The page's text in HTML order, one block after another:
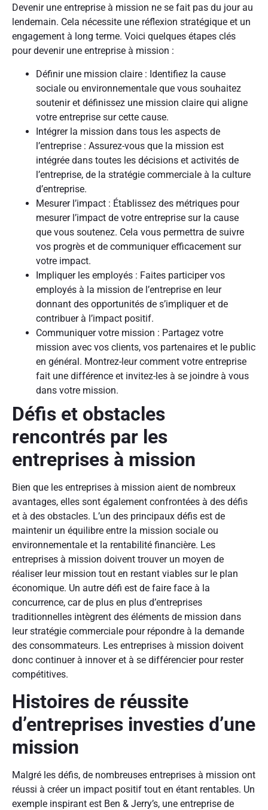
Devenir une entreprise à mission ne se fait pas du jour au
lendemain. Cela nécessite une réflexion stratégique et un
engagement à long terme. Voici quelques étapes clés
pour devenir une entreprise à mission :
Définir une mission claire : Identifiez la cause
sociale ou environnementale que vous souhaitez
soutenir et définissez une mission claire qui aligne
votre entreprise sur cette cause.
Intégrer la mission dans tous les aspects de
l’entreprise : Assurez-vous que la mission est
intégrée dans toutes les décisions et activités de
l’entreprise, de la stratégie commerciale à la culture
d’entreprise.
Mesurer l’impact : Établissez des métriques pour
mesurer l’impact de votre entreprise sur la cause
que vous soutenez. Cela vous permettra de suivre
vos progrès et de communiquer efficacement sur
votre impact.
Impliquer les employés : Faites participer vos
employés à la mission de l’entreprise en leur
donnant des opportunités de s’impliquer et de
contribuer à l’impact positif.
Communiquer votre mission : Partagez votre
mission avec vos clients, vos partenaires et le public
en général. Montrez-leur comment votre entreprise
fait une différence et invitez-les à se joindre à vous
dans votre mission.
Défis et obstacles
rencontrés par les
entreprises à mission
Bien que les entreprises à mission aient de nombreux
avantages, elles sont également confrontées à des défis
et à des obstacles. L’un des principaux défis est de
maintenir un équilibre entre la mission sociale ou
environnementale et la rentabilité financière. Les
entreprises à mission doivent trouver un moyen de
réaliser leur mission tout en restant viables sur le plan
économique. Un autre défi est de faire face à la
concurrence, car de plus en plus d’entreprises
traditionnelles intègrent des éléments de mission dans
leur stratégie commerciale pour répondre à la demande
des consommateurs. Les entreprises à mission doivent
donc continuer à innover et à se différencier pour rester
compétitives.
Histoires de réussite
d’entreprises investies d’une
mission
Malgré les défis, de nombreuses entreprises à mission ont
réussi à créer un impact positif tout en étant rentables. Un
exemple inspirant est Ben & Jerry’s, une entreprise de